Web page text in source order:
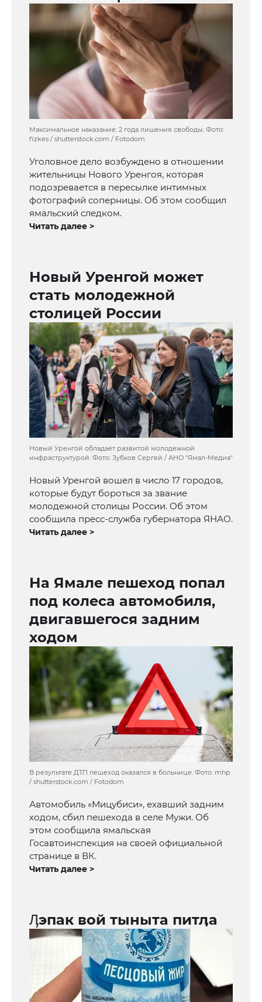
Максимальное наказание: 2 года лишения свободы. Фото:
fizkes / shutterstock.com / Fotodom
Уголовное дело возбуждено в отношении
жительницы Нового Уренгоя, которая
подозревается в пересылке интимных
фотографий соперницы. Об этом сообщил
ямальский следком.
Читать далее >
Новый Уренгой может
стать молодежной
столицей России
Новый Уренгой обладает развитой молодежной
инфраструктурой. Фото: Зубков Сергей / АНО "Ямал-Медиа"
Новый Уренгой вошел в число 17 городов,
которые будут бороться за звание
молодежной столицы России. Об этом
сообщила пресс-служба губернатора ЯНАО.
Читать далее >
На Ямале пешеход попал
под колеса автомобиля,
двигавшегося задним
ходом
В результате ДТП пешеход оказался в больнице. Фото: mhp
/ shutterstock.com / Fotodom
Автомобиль «Мицубиси», ехавший задним
ходом, сбил пешехода в селе Мужи. Об
этом сообщила ямальская
Госавтоинспекция на своей официальной
странице в ВК.
Читать далее >
Ӆэпак вой тыныта питӆа